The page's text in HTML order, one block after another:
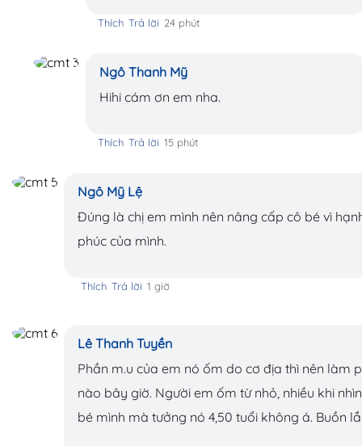
Thích Trả lời 24 phút
Ngô Thanh Mỹ
Hihi cám ơn em nha.
Thích Trả lời 15 phút
Ngô Mỹ Lệ
Đúng là chị em mình nên nâng cấp cô bé vì
phúc của mình.
Thích Trả lời 1 giờ
Lê Thanh Tuyền
Phần m.u của em nó ốm do cơ địa thì nên làm
nào bây giờ. Người em ốm từ nhỏ, nhiều khi
bé mình mà tưởng nó 4,50 tuổi không á. Buồn